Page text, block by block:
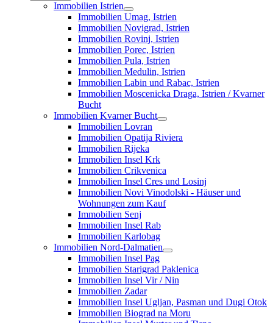
Immobilien Istrien
Immobilien Umag, Istrien
Immobilien Novigrad, Istrien
Immobilien Rovinj, Istrien
Immobilien Porec, Istrien
Immobilien Pula, Istrien
Immobilien Medulin, Istrien
Immobilien Labin und Rabac, Istrien
Immobilien Moscenicka Draga, Istrien / Kvarner
Bucht
Immobilien Kvarner Bucht
Immobilien Lovran
Immobilien Opatija Riviera
Immobilien Rijeka
Immobilien Insel Krk
Immobilien Crikvenica
Immobilien Insel Cres und Losinj
Immobilien Novi Vinodolski - Häuser und
Wohnungen zum Kauf
Immobilien Senj
Immobilien Insel Rab
Immobilien Karlobag
Immobilien Nord-Dalmatien
Immobilien Insel Pag
Immobilien Starigrad Paklenica
Immobilien Insel Vir / Nin
Immobilien Zadar
Immobilien Insel Ugljan, Pasman und Dugi Otok
Immobilien Biograd na Moru